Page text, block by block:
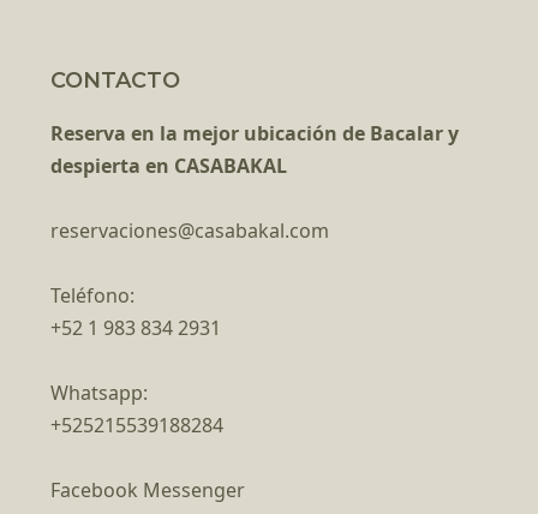
CONTACTO
Reserva en la mejor ubicación de Bacalar y
despierta en CASABAKAL
reservaciones@casabakal.com
Teléfono:
+52 1 983 834 2931
Whatsapp:
+525215539188284
Facebook Messenger